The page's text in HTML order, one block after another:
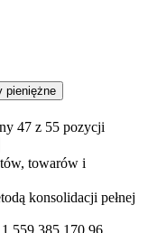
pieniężne
47 z 55 pozycji
towarów i
konsolidacji pełnej